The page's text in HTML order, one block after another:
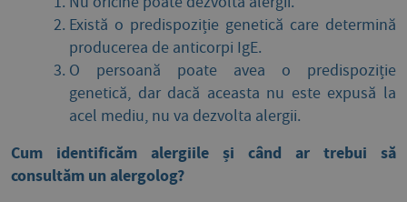
Există o predispoziție genetică care determină
producerea de anticorpi IgE.
O persoană poate avea o predispoziție
genetică, dar dacă aceasta nu este expusă la
acel mediu, nu va dezvolta alergii.
Cum identificăm alergiile și când ar trebui să
consultăm un alergolog?